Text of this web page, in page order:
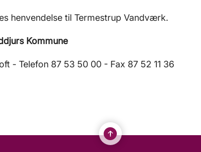
henvendelse til Termestrup Vandværk.
Kommune
- Telefon 87 53 50 00 - Fax 87 52 11 36